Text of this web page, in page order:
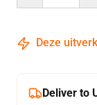
Deze
Deliver to